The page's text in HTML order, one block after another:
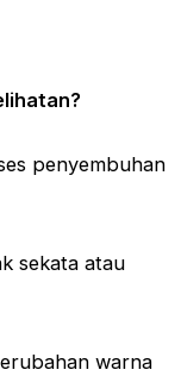
penyembuhan
sekata atau
warna